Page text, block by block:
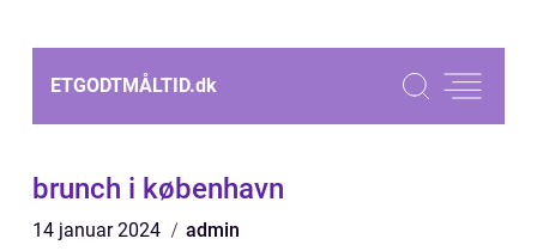
ETGODTMÅLTID.dk
brunch i københavn
14 januar 2024 admin